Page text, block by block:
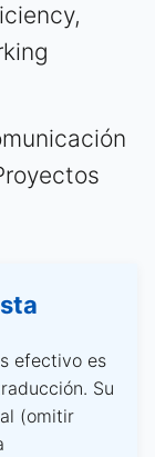
efectivo es
Su
(omitir